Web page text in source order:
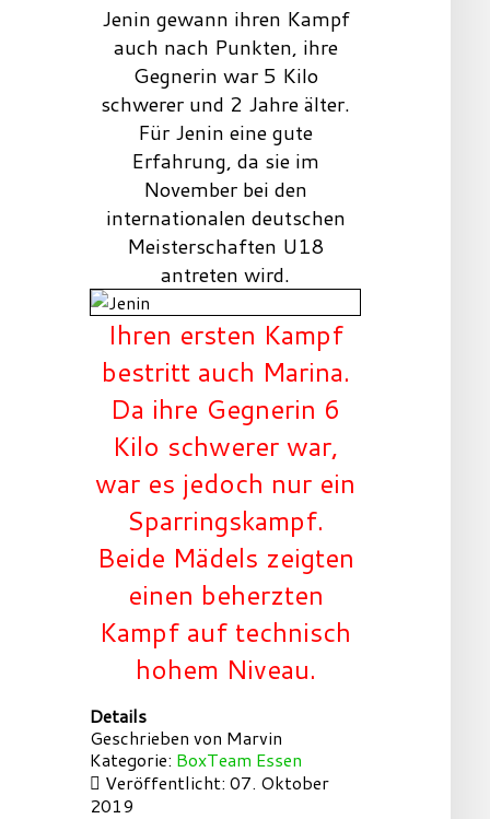
Jenin gewann ihren Kampf
auch nach Punkten, ihre
Gegnerin war 5 Kilo
schwerer und 2 Jahre älter.
Für Jenin eine gute
Erfahrung, da sie im
November bei den
internationalen deutschen
Meisterschaften U18
antreten wird.
Ihren ersten Kampf
bestritt auch Marina.
Da ihre Gegnerin 6
Kilo schwerer war,
war es jedoch nur ein
Sparringskampf.
Beide Mädels zeigten
einen beherzten
Kampf auf technisch
hohem Niveau.
Details
Geschrieben von Marvin
Kategorie: BoxTeam Essen
Veröffentlicht: 07. Oktober
2019